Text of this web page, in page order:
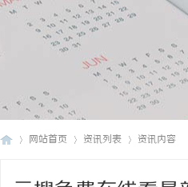
网站首页 资讯列表 资讯内容